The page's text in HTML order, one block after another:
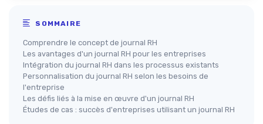
SOMMAIRE
Comprendre le concept de journal RH
Les avantages d'un journal RH pour les entreprises
Intégration du journal RH dans les processus existants
Personnalisation du journal RH selon les besoins de
l'entreprise
Les défis liés à la mise en œuvre d'un journal RH
Études de cas : succès d'entreprises utilisant un journal RH